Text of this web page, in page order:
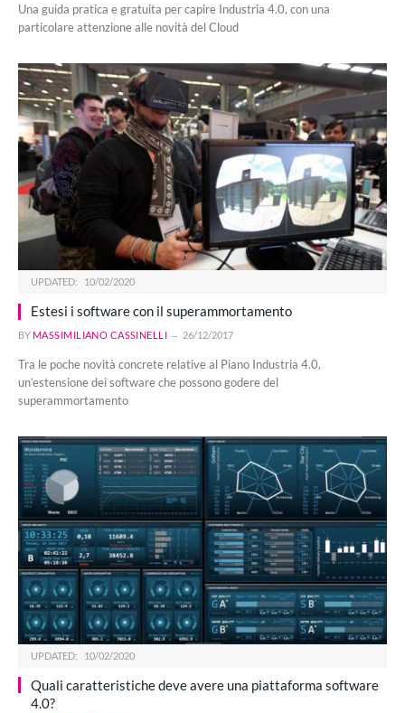
Una guida pratica e gratuita per capire Industria 4.0, con una
particolare attenzione alle novità del Cloud
UPDATED: 10/02/2020
Estesi i software con il superammortamento
BY MASSIMILIANO CASSINELLI 26/12/2017
Tra le poche novità concrete relative al Piano Industria 4.0,
un’estensione dei software che possono godere del
superammortamento
UPDATED: 10/02/2020
Quali caratteristiche deve avere una piattaforma software
4.0?